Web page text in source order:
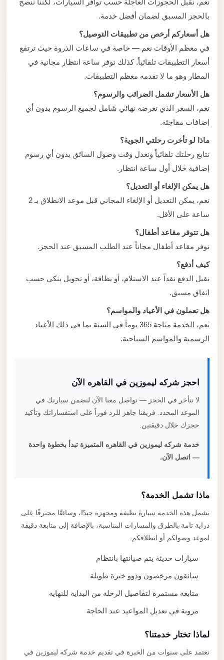
نعم، نقبل الحجوزات العاجلة حسب توافر السيارات، لكننا ننصح
بالحجز المسبق لضمان أفضل خدمة.
هل أسعاركم أرخص من تطبيقات التوصيل؟
في معظم الأوقات نعم — خاصة في ساعات الذروة حيث ترتفع
أسعار التطبيقات تلقائياً. كذلك نوفر ساعة انتظار مجانية في
المطار وهو ما لا تقدمه معظم التطبيقات.
هل الأسعار تشمل الضرائب والرسوم؟
نعم، السعر الذي نعرضه نهائي شامل لجميع الرسوم بدون أي
إضافات مفاجئة.
ماذا لو تأخرت رحلتي الجوية؟
نتابع رحلتك تلقائياً ونعدل وقت وصول السائق بدون أي رسوم
إضافية خلال أول ساعة انتظار.
هل يمكن الإلغاء أو التعديل؟
نعم، يمكن التعديل أو الإلغاء المجاني قبل موعد الانطلاق بـ 2
ساعة على الأقل.
هل تتوفر مقاعد أطفال؟
نوفر مقاعد أطفال مجاناً عند الطلب المسبق عند الحجز.
كيف أدفع؟
نقبل الدفع نقداً عند الاستلام، أو بطاقة، أو تحويل بنكي حسب
اتفاق مسبق.
هل تعملون في الأعياد والمواسم؟
نعم، الخدمة متاحة 365 يوماً في السنة بما في ذلك الأعياد
الرسمية والمواسم السياحية.
احجز شركه ليموزين في القاهره الآن
لا تتأخر في الحجز — تواصل معنا الآن لتضمن سيارتك في
الموعد المحدد. فريقنا جاهز للرد فوراً على استفساراتك وتأكيد
حجزك خلال دقيقتين.
خدمة شركه ليموزين في القاهره المتميزة تبدأ بخطوة واحدة
— اتصل الآن.
ماذا تشمل الخدمة؟
تشمل هذه الخدمة سيارة نظيفة ومجهزة جيدًا، وسائقًا محترفًا على
دراية تامة بالطرق والمسارات المناسبة، بالإضافة إلى متابعة دقيقة
لموعد وصولكم أو انطلاقكم.
سيارات حديثة يتم صيانتها بانتظام
سائقون مرخصون وذوو خبرة طويلة
متابعة مستمرة لتفاصيل الرحلة من البداية للنهاية
مرونة في تعديل المواعيد عند الحاجة
لماذا تختار خدمتنا؟
نعتمد على سنوات من الخبرة في تقديم خدمة شركه ليموزين في